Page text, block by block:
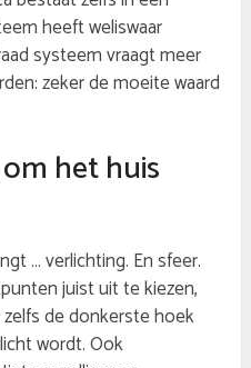
heeft weliswaar
systeem vraagt meer
zeker de moeite waard
het huis
… verlichting. En sfeer.
juist uit te kiezen,
de donkerste hoek
wordt. Ook